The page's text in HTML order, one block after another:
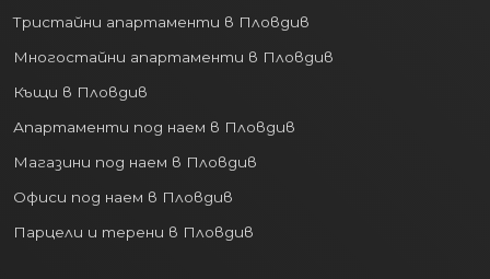
Тристайни апартаменти в Пловдив
Многостайни апартаменти в Пловдив
Къщи в Пловдив
Апартаменти под наем в Пловдив
Магазини под наем в Пловдив
Офиси под наем в Пловдив
Парцели и терени в Пловдив